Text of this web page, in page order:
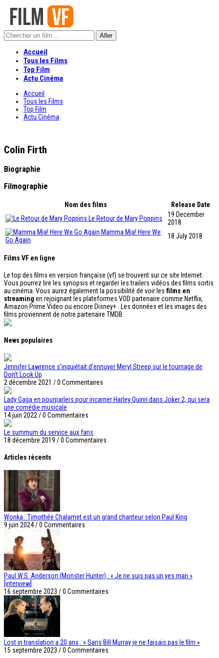
Accueil
Tous les Films
Top Film
Actu Cinéma
Accueil
Tous les Films
Top Film
Actu Cinéma
Colin Firth
Biographie
Filmographie
Nom des films
Release Date
Le Retour de Mary Poppins
19 December
2018
Mamma Mia! Here We
Go Again
18 July 2018
Films VF en ligne
Le top des films en version française (vf) se trouvent sur ce site Internet.
Vous pourrez lire les synopsis et regarder les trailers vidéos des films sortis
au cinéma. Vous aurez également la possibilité de voir les films en
streaming en rejoignant les plateformes VOD partenaire comme Netflix,
Amazon Prime Video ou encore Disney+ . Les données et les images des
films proviennent de notre partenaire TMDB.
News populaires
Jennifer Lawrence s’inquiétait d’ennuyer Meryl Streep sur le tournage de
Don’t Look Up
2 décembre 2021 /0 Commentaires
Lady Gaga en pourparlers pour incarner Harley Quinn dans Joker 2, qui sera
une comédie musicale
14 juin 2022 /0 Commentaires
Le summum du service aux fans
18 décembre 2019 /0 Commentaires
Articles récents
Wonka : Timothée Chalamet est un grand chanteur selon Paul King
9 juin 2024/0 Commentaires
Paul W.S. Anderson (Monster Hunter) : « Je ne suis pas un yes man »
[interview]
16 septembre 2023 /0 Commentaires
Lost in translation a 20 ans : « Sans Bill Murray je ne faisais pas le film »
15 septembre 2023 /0 Commentaires